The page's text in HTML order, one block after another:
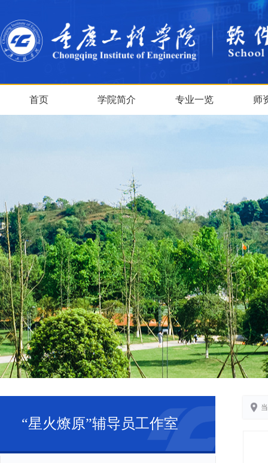
首页 学院简介 专业一览 师
“星火燎原”辅导员工作室